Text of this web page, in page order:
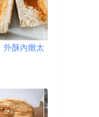
外酥內嫩太